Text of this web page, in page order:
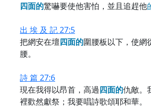
四面的驚嚇要使他害怕，並且追趕他
出 埃 及 記 27:5
把網安在壇四面的圍腰板以下，使網
腰。
詩 篇 27:6
現在我得以昂首，高過四面的仇敵。
裡歡然獻祭；我要唱詩歌頌耶和華。